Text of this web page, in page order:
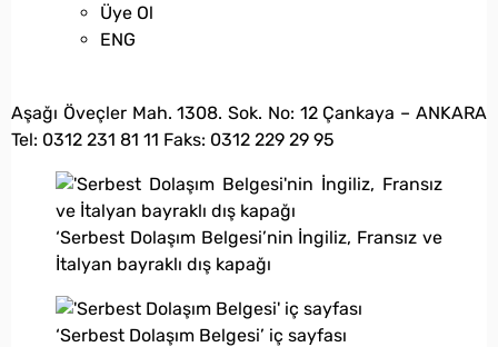
Üye Ol
ENG
Aşağı Öveçler Mah. 1308. Sok. No: 12 Çankaya – ANKARA
Tel: 0312 231 81 11 Faks: 0312 229 29 95
‘Serbest Dolaşım Belgesi’nin İngiliz, Fransız ve
İtalyan bayraklı dış kapağı
‘Serbest Dolaşım Belgesi’ iç sayfası